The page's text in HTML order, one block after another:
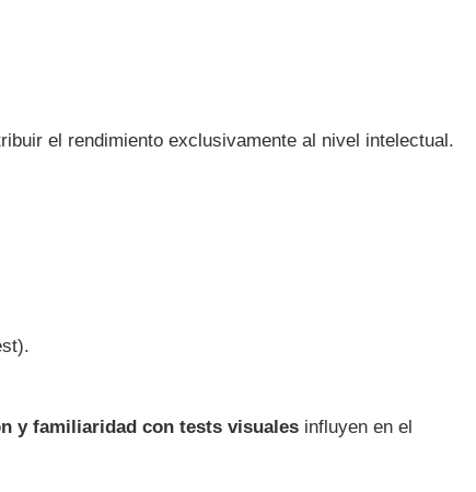
el rendimiento exclusivamente al nivel intelectual.
y familiaridad con tests visuales influyen en el